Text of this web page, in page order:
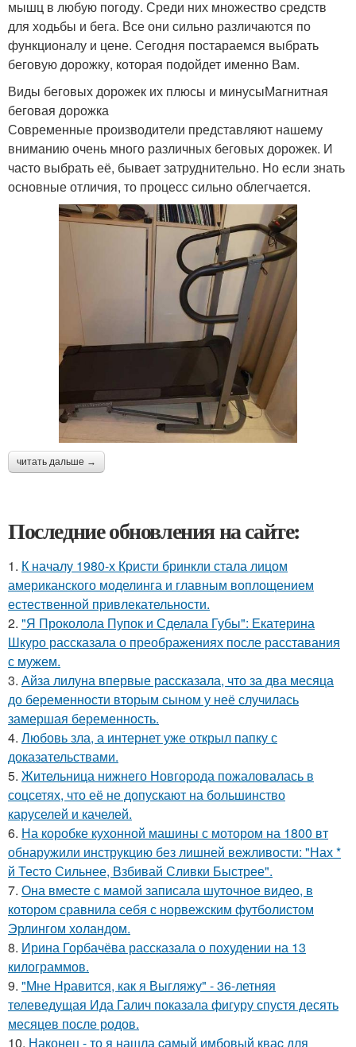
мышц в любую погоду. Среди них множество средств
для ходьбы и бега. Все они сильно различаются по
функционалу и цене. Сегодня постараемся выбрать
беговую дорожку, которая подойдет именно Вам.
Виды беговых дорожек их плюсы и минусыМагнитная
беговая дорожка
Современные производители представляют нашему
вниманию очень много различных беговых дорожек. И
часто выбрать её, бывает затруднительно. Но если знать
основные отличия, то процесс сильно облегчается.
читать дальше →
Последние обновления на сайте:
1. К началу 1980-х Кристи бринкли стала лицом
американского моделинга и главным воплощением
естественной привлекательности.
2. "Я Проколола Пупок и Сделала Губы": Екатерина
Шкуро рассказала о преображениях после расставания
с мужем.
3. Айза лилуна впервые рассказала, что за два месяца
до беременности вторым сыном у неё случилась
замершая беременность.
4. Любовь зла, а интернет уже открыл папку с
доказательствами.
5. Жительница нижнего Новгорода пожаловалась в
соцсетях, что её не допускают на большинство
каруселей и качелей.
6. На коробке кухонной машины с мотором на 1800 вт
обнаружили инструкцию без лишней вежливости: "Нах *
й Тесто Сильнее, Взбивай Сливки Быстрее".
7. Она вместе с мамой записала шуточное видео, в
котором сравнила себя с норвежским футболистом
Эрлингом холандом.
8. Ирина Горбачёва рассказала о похудении на 13
килограммов.
9. "Мне Нравится, как я Выгляжу" - 36-летняя
телеведущая Ида Галич показала фигуру спустя десять
месяцев после родов.
10. Наконец - то я нашла cамый имбовый кваc для